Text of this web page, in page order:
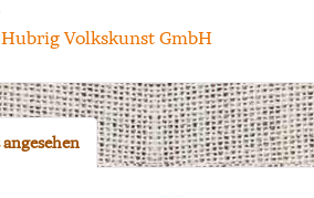
Volkskunst GmbH